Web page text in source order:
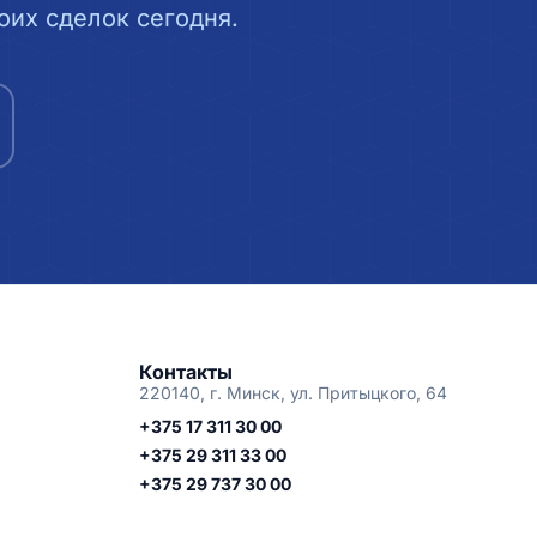
сделок сегодня.
Контакты
220140, г. Минск, ул. Притыцкого, 64
+375 17 311 30 00
+375 29 311 33 00
+375 29 737 30 00